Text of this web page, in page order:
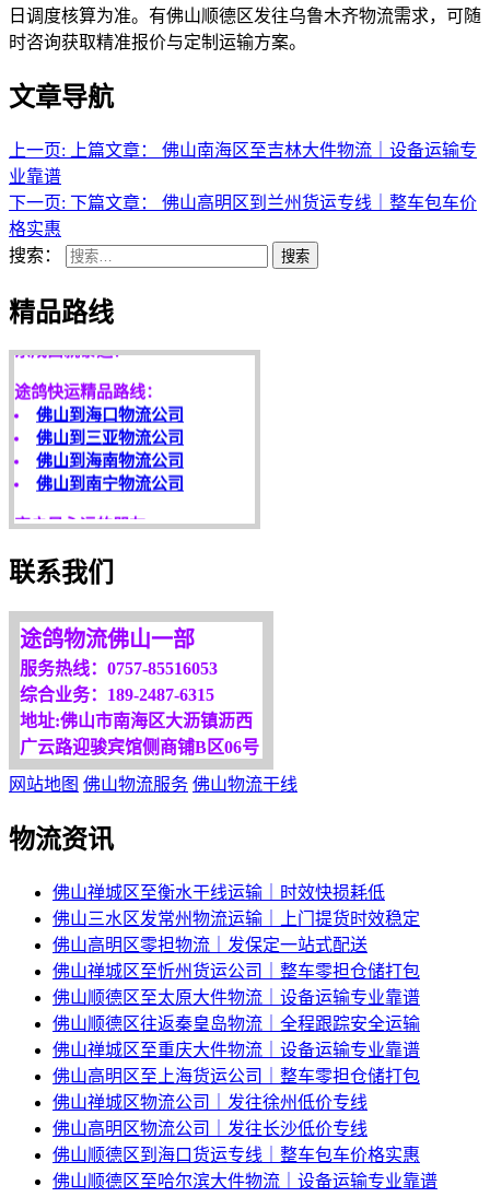
日调度核算为准。有佛山顺德区发往乌鲁木齐物流需求，可随
时咨询获取精准报价与定制运输方案。
文章导航
上一页: 上篇文章：
佛山南海区至吉林大件物流｜设备运输专
业靠谱
下一页: 下篇文章：
佛山高明区到兰州货运专线｜整车包车价
格实惠
搜索：
搜索
精品路线
天开地辟宏基，
东成西就泰运！
佛山到海口物流公司
佛山到三亚物流公司
佛山到海南物流公司
佛山到南宁物流公司
服务是永恒的追求！
欢迎您光临！
我们将竭诚为你服务！
联系我们
途鸽物流佛山一部
服务热线：0757-85516053
综合业务：189-2487-6315
地址:佛山市南海区大沥镇沥西
广云路迎骏宾馆侧商铺B区06号
网站地图 佛山物流服务 佛山物流干线
物流资讯
佛山禅城区至衡水干线运输｜时效快损耗低
佛山三水区发常州物流运输｜上门提货时效稳定
佛山高明区零担物流｜发保定一站式配送
佛山禅城区至忻州货运公司｜整车零担仓储打包
佛山顺德区至太原大件物流｜设备运输专业靠谱
佛山顺德区往返秦皇岛物流｜全程跟踪安全运输
佛山禅城区至重庆大件物流｜设备运输专业靠谱
佛山高明区至上海货运公司｜整车零担仓储打包
佛山禅城区物流公司｜发往徐州低价专线
佛山高明区物流公司｜发往长沙低价专线
佛山顺德区到海口货运专线｜整车包车价格实惠
佛山顺德区至哈尔滨大件物流｜设备运输专业靠谱